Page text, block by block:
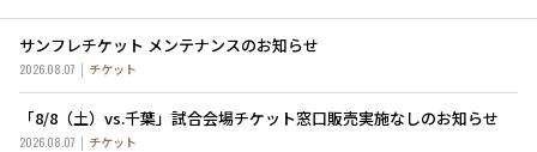
サンフレチケット メンテナンスのお知らせ
2026.08.07 チケット
「8/8（土）vs.千葉」試合会場チケット窓口販売実施なしのお知らせ
2026.08.07 チケット